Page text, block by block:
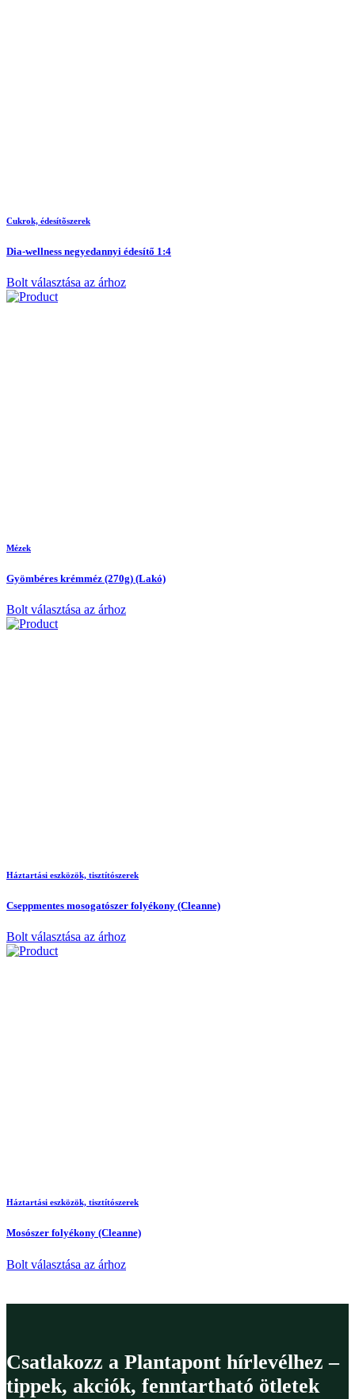
Cukrok, édesítõszerek
Dia-wellness negyedannyi édesítő 1:4
Bolt választása az árhoz
Mézek
Gyömbéres krémméz (270g) (Lakó)
Bolt választása az árhoz
Háztartási eszközök, tisztítószerek
Cseppmentes mosogatószer folyékony (Cleanne)
Bolt választása az árhoz
Háztartási eszközök, tisztítószerek
Mosószer folyékony (Cleanne)
Bolt választása az árhoz
Csatlakozz a Plantapont hírlevélhez –
tippek, akciók, fenntartható ötletek